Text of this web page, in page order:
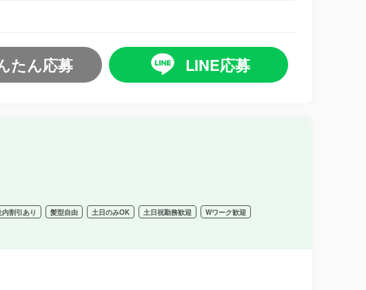
LINE応募
たん応募
内割引あり 髪型自由 土日のみOK 土日祝勤務歓迎 Wワーク歓迎